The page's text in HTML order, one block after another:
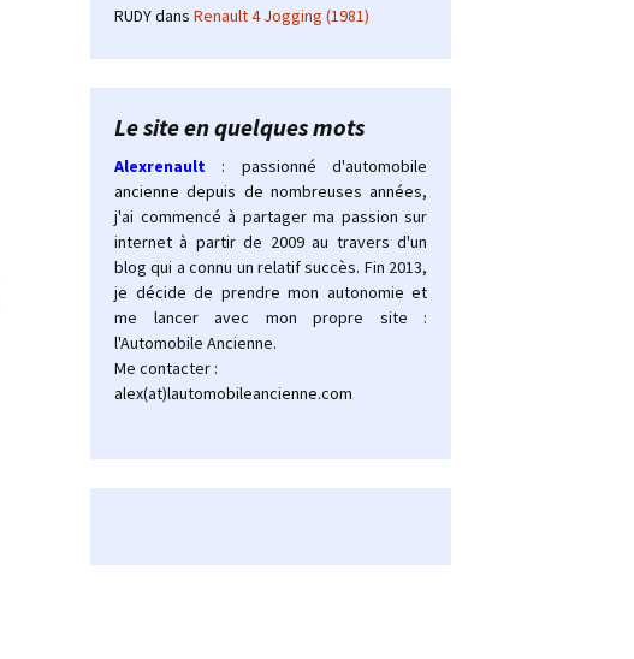
RUDYdans Renault 4 Jogging (1981)
Le site en quelques mots
Alexrenault
: passionné d'automobile
ancienne depuis de nombreuses années,
j'ai commencé à partager ma passion sur
internet à partir de 2009 au travers d'un
blog qui a connu un relatif succès. Fin 2013,
je décide de prendre mon autonomie et
me lancer avec mon propre site :
l'Automobile Ancienne.
Me contacter :
alex(at)lautomobileancienne.com